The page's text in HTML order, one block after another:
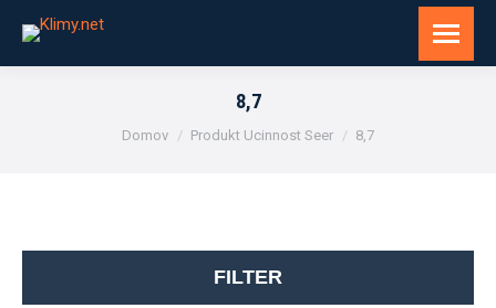
8,7
You are here:
Domov Produkt Ucinnost Seer 8,7
FILTER